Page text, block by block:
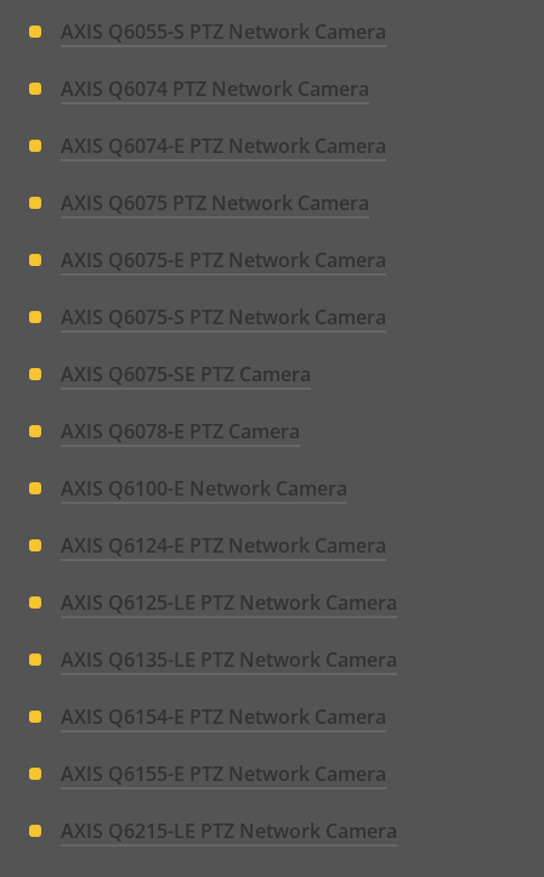
AXIS Q6055-S PTZ Network Camera
AXIS Q6074 PTZ Network Camera
AXIS Q6074-E PTZ Network Camera
AXIS Q6075 PTZ Network Camera
AXIS Q6075-E PTZ Network Camera
AXIS Q6075-S PTZ Network Camera
AXIS Q6075-SE PTZ Camera
AXIS Q6078-E PTZ Camera
AXIS Q6100-E Network Camera
AXIS Q6124-E PTZ Network Camera
AXIS Q6125-LE PTZ Network Camera
AXIS Q6135-LE PTZ Network Camera
AXIS Q6154-E PTZ Network Camera
AXIS Q6155-E PTZ Network Camera
AXIS Q6215-LE PTZ Network Camera